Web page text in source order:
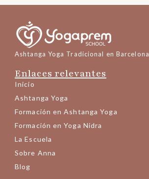
Ashtanga Yoga Tradicional en Barcelona
Enlaces relevantes
Inicio
Ashtanga Yoga
Formación en Ashtanga Yoga
Formación en Yoga Nidra
La Escuela
Sobre Anna
Blog